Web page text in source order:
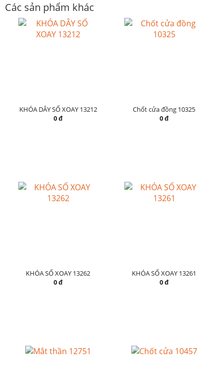
Các sản phẩm khác
KHÓA DÂY SỐ XOAY 13212
0 đ
Chốt cửa đồng 10325
0 đ
KHÓA SỐ XOAY 13262
0 đ
KHÓA SỐ XOAY 13261
0 đ